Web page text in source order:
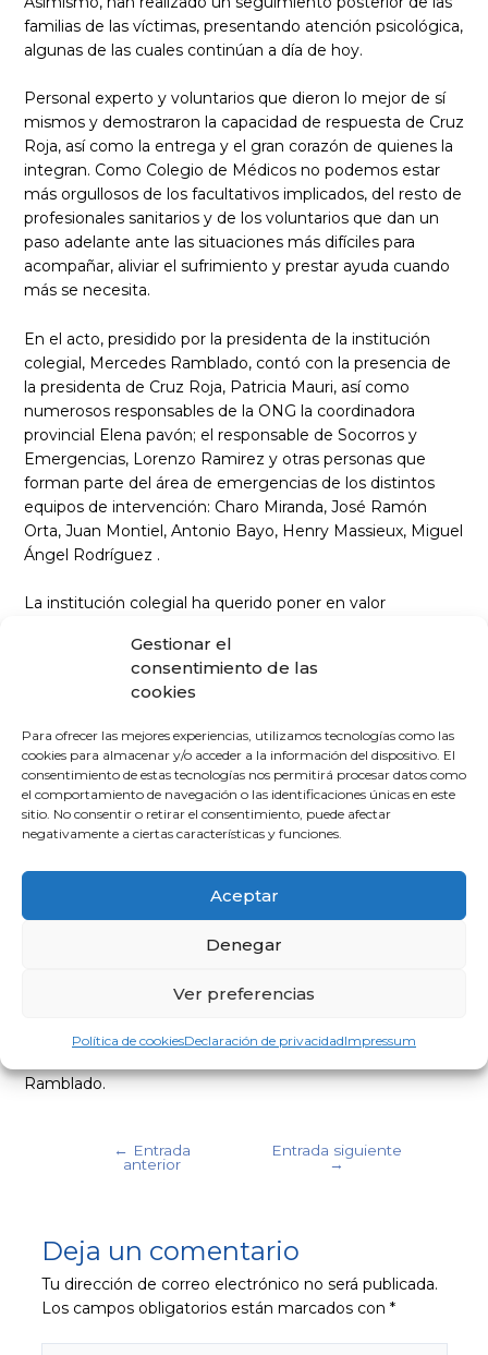
Gestionar el
consentimiento de las
cookies
Para ofrecer las mejores experiencias, utilizamos tecnologías como las
cookies para almacenar y/o acceder a la información del dispositivo. El
consentimiento de estas tecnologías nos permitirá procesar datos como
el comportamiento de navegación o las identificaciones únicas en este
sitio. No consentir o retirar el consentimiento, puede afectar
negativamente a ciertas características y funciones.
Aceptar
Denegar
Ver preferencias
Política de cookiesDeclaración de privacidadImpressum
familias de las víctimas, presentando atención psicológica,
algunas de las cuales continúan a día de hoy.
Personal experto y voluntarios que dieron lo mejor de sí
mismos y demostraron la capacidad de respuesta de Cruz
Roja, así como la entrega y el gran corazón de quienes la
integran. Como Colegio de Médicos no podemos estar
más orgullosos de los facultativos implicados, del resto de
profesionales sanitarios y de los voluntarios que dan un
paso adelante ante las situaciones más difíciles para
acompañar, aliviar el sufrimiento y prestar ayuda cuando
más se necesita.
En el acto, presidido por la presidenta de la institución
colegial, Mercedes Ramblado, contó con la presencia de
la presidenta de Cruz Roja, Patricia Mauri, así como
numerosos responsables de la ONG la coordinadora
provincial Elena pavón; el responsable de Socorros y
Emergencias, Lorenzo Ramirez y otras personas que
forman parte del área de emergencias de los distintos
equipos de intervención: Charo Miranda, José Ramón
Orta, Juan Montiel, Antonio Bayo, Henry Massieux, Miguel
Ángel Rodríguez .
La institución colegial ha querido poner en valor
dispositivo de atención psicosocial, fundamental en unas
circunstancias marcadas por la incertidumbre, el dolor y la
necesidad de información. Su trabajo permitió ofrecer
atravesaban uno de los momentos más duros de sus
vidas.
Desde el Colegio de Médicos se destaca que la
colaboración entre profesionales sanitarios, psicólogos,
técnicos de emergencias y voluntarios constituye un
ejemplo de compromiso con la sociedad y de
coordinación al servicio de la ciudadanía.
Huelva expresa su gratitud a toda la familia de Cruz Roja
solidaridad, cercanía y servicio público que caracterizan a
Ramblado.
← Entrada
anterior
Entrada siguiente
→
Deja un comentario
Tu dirección de correo electrónico no será publicada.
Los campos obligatorios están marcados con *